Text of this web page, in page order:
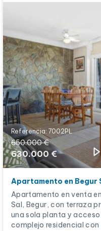
Referencia: 7002PL
650.000 €
630.000 €
Apartamento en Begur
Apartamento en venta
Sal, Begur, con terraza
una sola planta y
complejo residencial